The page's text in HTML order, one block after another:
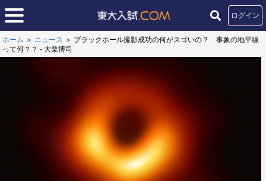
ログイン
ホーム ＞ ニュース ＞ ブラックホール撮影成功の何がスゴいの？ 事象の地平線
って何？？ - 大栗博司